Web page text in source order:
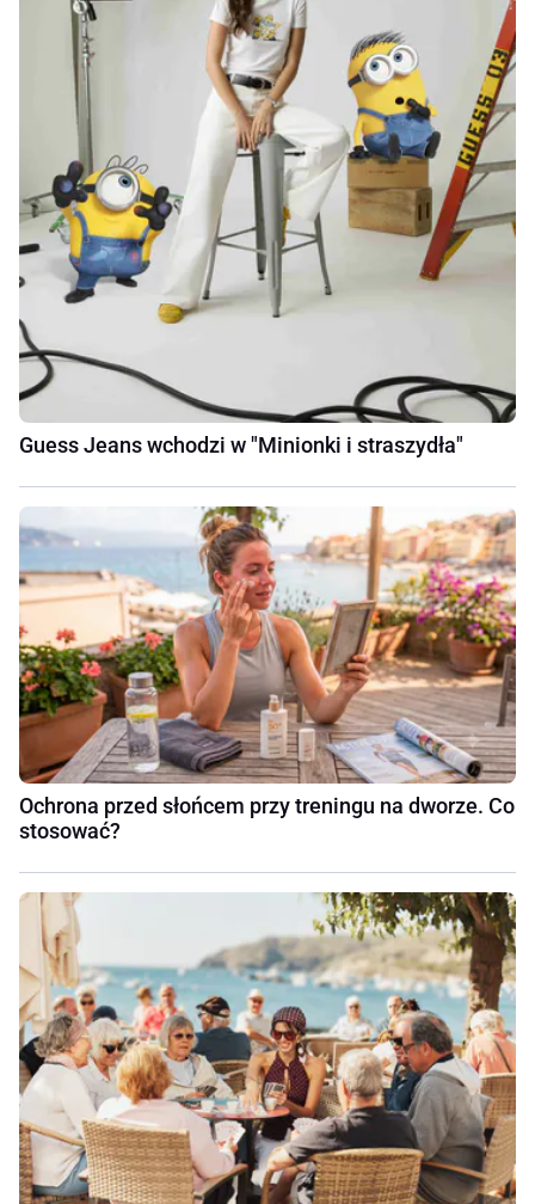
Guess Jeans wchodzi w "Minionki i straszydła"
Ochrona przed słońcem przy treningu na dworze. Co
stosować?